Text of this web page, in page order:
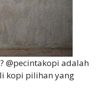
@pecintakopi adalah
kopi pilihan yang